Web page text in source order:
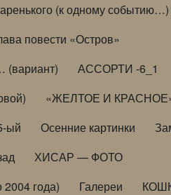
(к одному событию…)
повести «Остров»
АССОРТИ -6_1
«ЖЕЛТОЕ И КРАСНОЕ»
ый Осенние картинки
ХИСАР — ФОТО
года) Галереи